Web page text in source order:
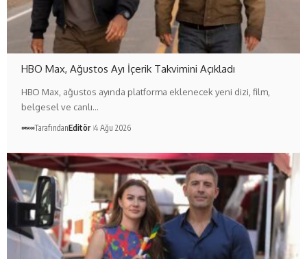
HBO Max, Ağustos Ayı İçerik Takvimini Açıkladı
HBO Max, ağustos ayında platforma eklenecek yeni dizi, film,
belgesel ve canlı…
TarafındanEditör 4 Ağu 2026